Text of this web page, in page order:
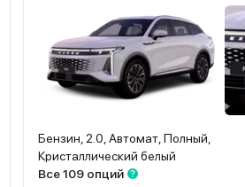
Бензин, 2.0, Автомат, Полный,
Кристаллический белый
Все 109 опций